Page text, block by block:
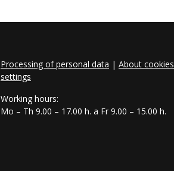
Processing of personal data | About cookies
settings
Working hours:
Mo – Th 9.00 – 17.00 h. a Fr 9.00 – 15.00 h.